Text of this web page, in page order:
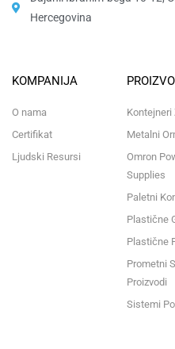
Hercegovina​
KOMPANIJA
O nama
Certifikat
Ljudski Resursi
Kontejneri
Metalni
Omron
Supplies
Paletni
Plastične
Plastične
Prometni
Proizvodi
Sistemi